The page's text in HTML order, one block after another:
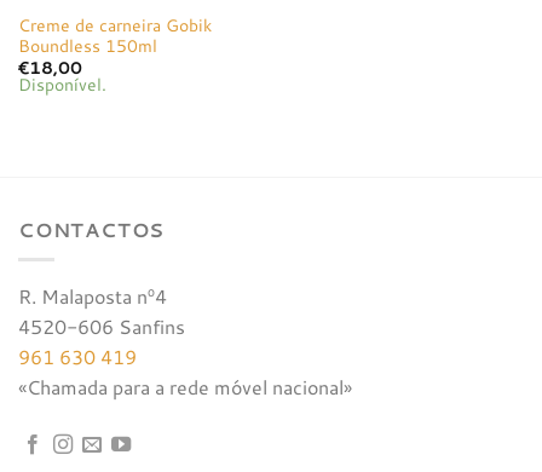
Creme de carneira Gobik
Boundless 150ml
€18,00
Disponível.
CONTACTOS
R. Malaposta nº4
4520-606 Sanfins
961 630 419
«Chamada para a rede móvel nacional»